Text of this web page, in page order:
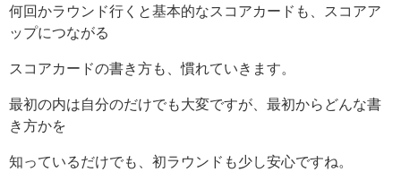
何回かラウンド行くと基本的なスコアカードも、スコアア
ップにつながる
スコアカードの書き方も、慣れていきます。
最初の内は自分のだけでも大変ですが、最初からどんな書
き方かを
知っているだけでも、初ラウンドも少し安心ですね。